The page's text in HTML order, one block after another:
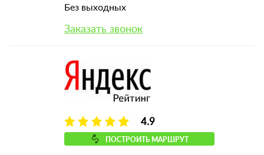
Без выходных
Заказать звонок
4.9
ПОСТРОИТЬ МАРШРУТ